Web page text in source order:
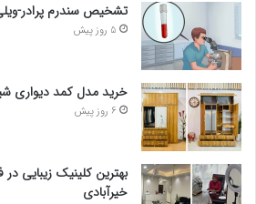
تشخیص سندرم پرادر-
5 روز پیش
خرید مدل کمد دیواری
6 روز پیش
بهترین کلینیک زیبایی
خیرآبادی